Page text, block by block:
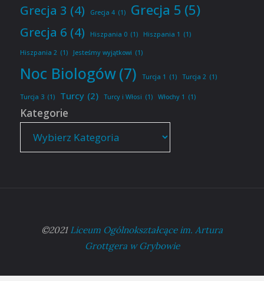
Grecja 3 (4) Grecja 4 (1) Grecja 5 (5)
Grecja 6 (4) Hiszpania 0 (1) Hiszpania 1 (1)
Hiszpania 2 (1) Jesteśmy wyjątkowi (1)
Noc Biologów(7) Turcja 1 (1) Turcja 2 (1)
Turcja 3 (1) Turcy (2) Turcy i Włosi (1) Włochy 1 (1)
Kategorie
©2021 Liceum Ogólnokształcące im. Artura
Grottgera w Grybowie